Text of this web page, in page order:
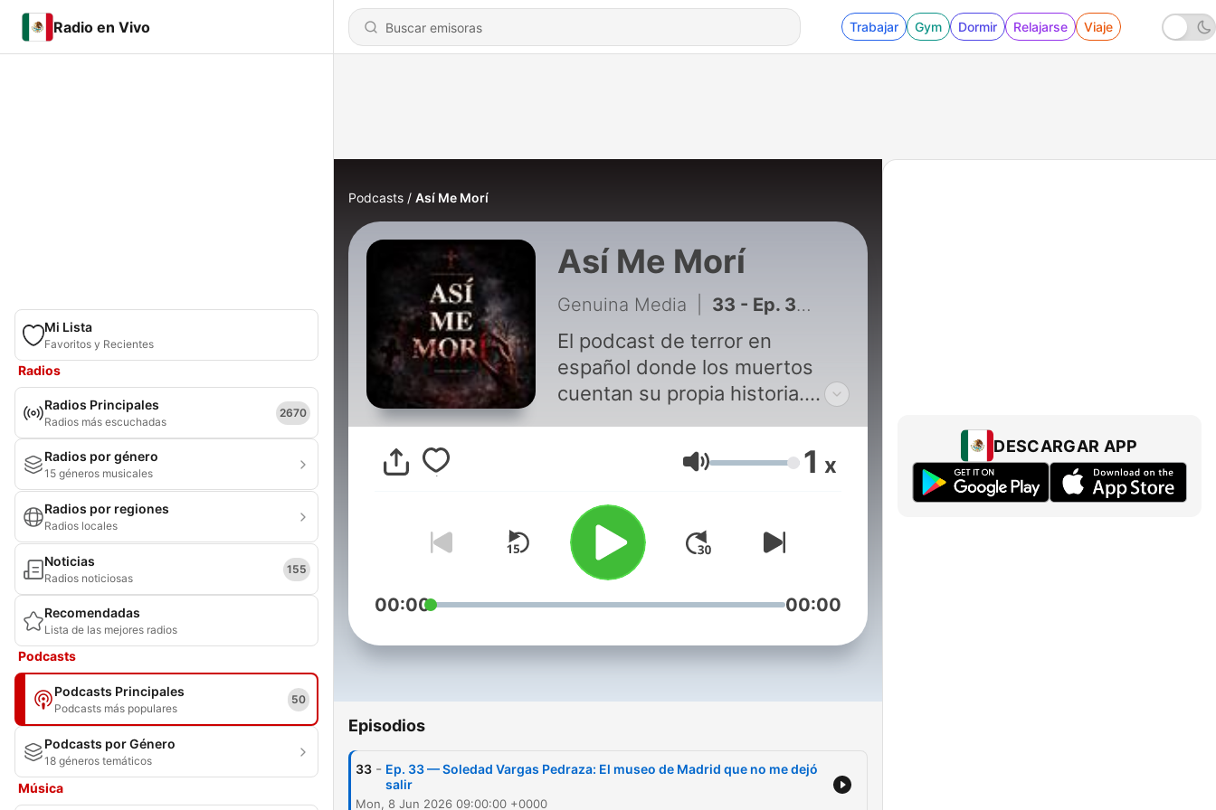
Radio en Vivo Trabajar Gym Dormir Relajarse Viaje
Mi Lista
Favoritos y Recientes
Radios
Radios Principales
Radios más escuchadas
2670
Radios por género
15 géneros musicales
Radios por regiones
Radios locales
Noticias
Radios noticiosas
155
Recomendadas
Lista de las mejores radios
Podcasts
Podcasts Principales
Podcasts más populares
50
Podcasts por Género
18 géneros temáticos
Música
Podcasts Así Me Morí
Así Me Morí
Genuina Media 33 - Ep. 33 — Soledad Vargas Pedraza: El museo de Madrid que no me dejó salir
El podcast de terror en
español donde los muertos
cuentan su propia historia.
historia de miedo: relatos
sobrenaturales, leyendas
inexplicables y cuentos de
horror narrados desde el más
allá. Si alguna vez te
preguntaste qué hay después
saben. Así Me Morí: historias
Genuina Media.
Volumen 1 x
00:00 00:00
Episodios
33 - Ep. 33 — Soledad Vargas Pedraza: El museo de Madrid que no me dejó
salir
Mon, 8 Jun 2026 09:00:00 +0000
DESCARGAR APP